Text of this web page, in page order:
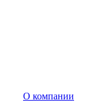
О компании